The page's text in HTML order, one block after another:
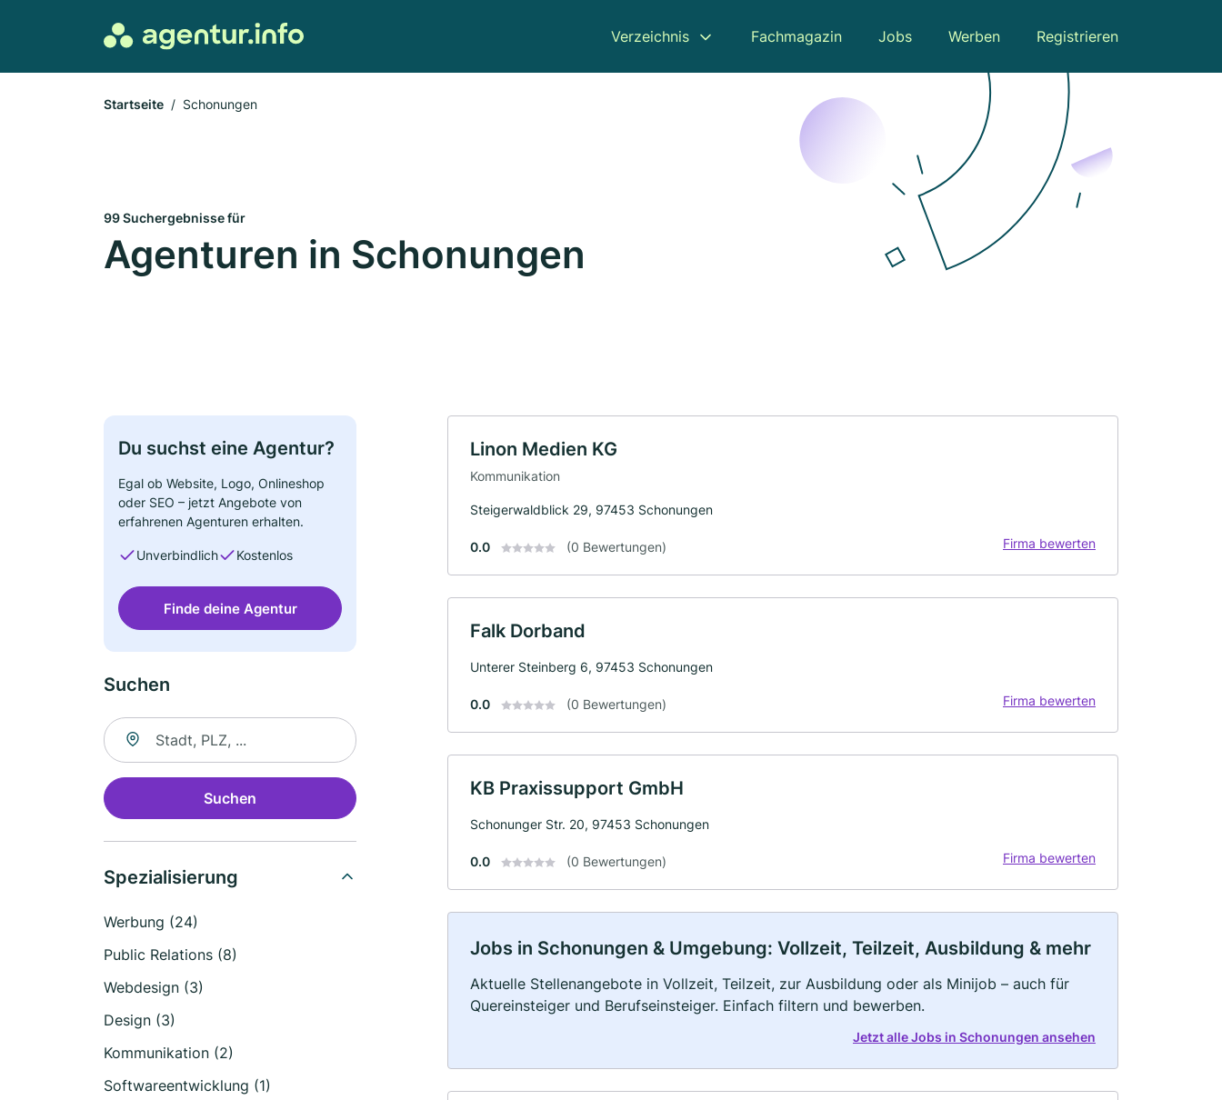
Verzeichnis Fachmagazin Jobs Werben Registrieren
Startseite Schonungen
99 Suchergebnisse für
Agenturen in Schonungen
Du suchst eine Agentur?
Egal ob Website, Logo, Onlineshop
oder SEO – jetzt Angebote von
erfahrenen Agenturen erhalten.
Unverbindlich Kostenlos
Finde deine Agentur
Suchen
Suche nach Ort
Suchen
Spezialisierung
Werbung (24)
Public Relations (8)
Webdesign (3)
Design (3)
Kommunikation (2)
Softwareentwicklung (1)
Linon Medien KG
Kommunikation
Steigerwaldblick 29, 97453 Schonungen
0.0 (0 Bewertungen) Firma bewerten
Falk Dorband
Unterer Steinberg 6, 97453 Schonungen
0.0 (0 Bewertungen) Firma bewerten
KB Praxissupport GmbH
Schonunger Str. 20, 97453 Schonungen
0.0 (0 Bewertungen) Firma bewerten
Jobs in Schonungen & Umgebung: Vollzeit, Teilzeit, Ausbildung & mehr
Aktuelle Stellenangebote in Vollzeit, Teilzeit, zur Ausbildung oder als Minijob – auch für
Quereinsteiger und Berufseinsteiger. Einfach filtern und bewerben.
Jetzt alle Jobs in Schonungen ansehen